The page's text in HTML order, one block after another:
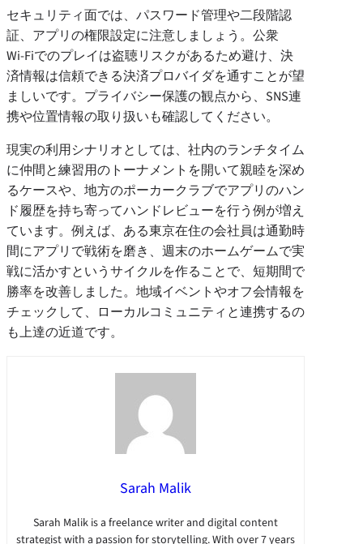
セキュリティ面では、パスワード管理や二段階認
証、アプリの権限設定に注意しましょう。公衆
Wi‑Fiでのプレイは盗聴リスクがあるため避け、決
済情報は信頼できる決済プロバイダを通すことが望
ましいです。プライバシー保護の観点から、SNS連
携や位置情報の取り扱いも確認してください。
現実の利用シナリオとしては、社内のランチタイム
に仲間と練習用のトーナメントを開いて親睦を深め
るケースや、地方のポーカークラブでアプリのハン
ド履歴を持ち寄ってハンドレビューを行う例が増え
ています。例えば、ある東京在住の会社員は通勤時
間にアプリで戦術を磨き、週末のホームゲームで実
戦に活かすというサイクルを作ることで、短期間で
勝率を改善しました。地域イベントやオフ会情報を
チェックして、ローカルコミュニティと連携するの
も上達の近道です。
Sarah Malik
Sarah Malik is a freelance writer and digital content
strategist with a passion for storytelling. With over 7 years